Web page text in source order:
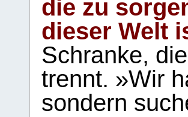
die zu
dieser Welt
Schranke,
trennt. »Wir
sondern